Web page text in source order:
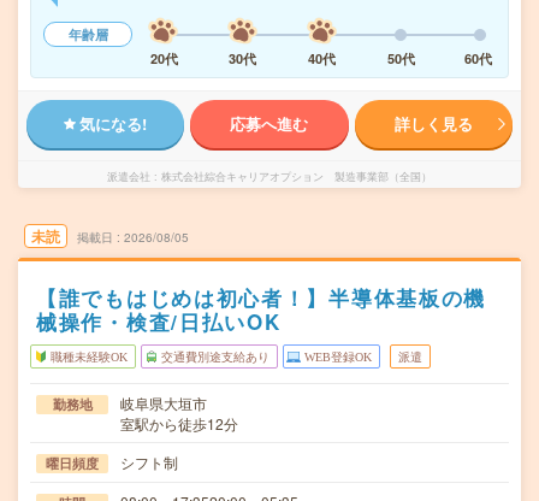
年齢層
20代
30代 40代 50代 60代
気になる! 応募へ進む 詳しく見る
派遣会社 株式会社綜合キャリアオプション 製造事業部（全国）
未読 掲載日 2026/08/05
【誰でもはじめは初心者！】半導体基板の機
械操作・検査/日払いOK
職種未経験OK 交通費別途支給あり WEB登録OK 派遣
勤務地
岐阜県大垣市
室駅から徒歩12分
曜日頻度 シフト制